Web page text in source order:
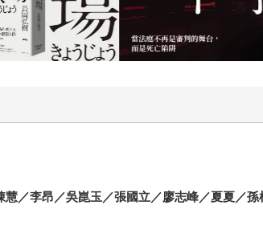
／李昂／吳崑玉／張國立／廖志峰／夏夏／